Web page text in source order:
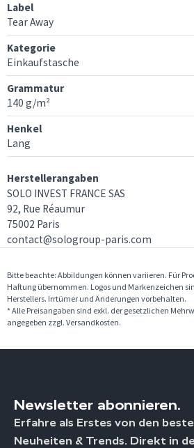
Label
Tear Away
Kategorie
Einkaufstasche
Grammatur
140 g/m²
Henkel
Lang
Herstellerangaben
SOLO INVEST FRANCE SAS
92, Rue Réaumur
75002 Paris
contact@sologroup-paris.com
Bitte beachte: Abbildungen können variieren. Für
Haftung übernommen. Logos und Markenzeichen
Herstellers. Irrtümer und Änderungen vorbehalten.
* Alle Preisangaben sind exkl. der gesetzlichen
angegeben zzgl. Versandkosten.
Newsletter abonnieren.
Erfahre als Erstes von den
Neuheiten & Trends. Direkt in